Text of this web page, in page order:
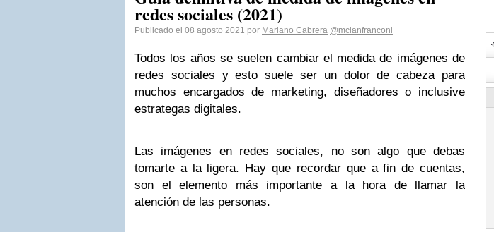
redes sociales (2021)
Publicado el 08 agosto 2021 por Mariano Cabrera @mclanfranconi
Todos los años se suelen cambiar el medida de imágenes de
redes sociales y esto suele ser un dolor de cabeza para
muchos encargados de marketing, diseñadores o inclusive
estrategas digitales.
Las imágenes en redes sociales, no son algo que debas
tomarte a la ligera. Hay que recordar que a fin de cuentas,
son el elemento más importante a la hora de llamar la
atención de las personas.